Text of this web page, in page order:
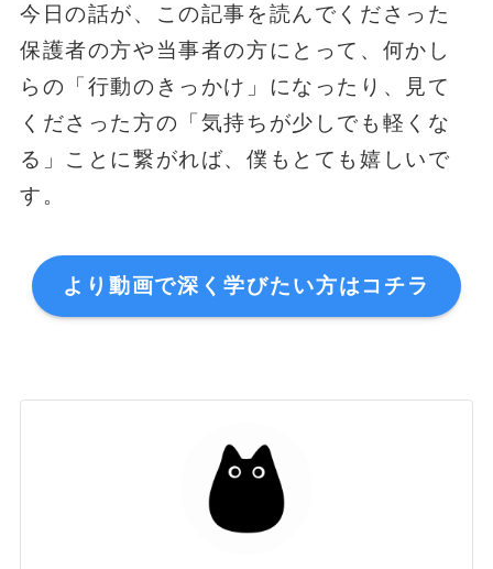
今日の話が、この記事を読んでくださった
保護者の方や当事者の方にとって、何かし
らの「行動のきっかけ」になったり、見て
くださった方の「気持ちが少しでも軽くな
る」ことに繋がれば、僕もとても嬉しいで
す。
より動画で深く学びたい方はコチラ